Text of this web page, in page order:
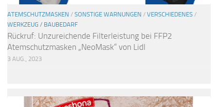
ATEMSCHUTZMASKEN / SONSTIGE WARNUNGEN / VERSCHIEDENES /
WERKZEUG / BAUBEDARF
Rückruf: Unzureichende Filterleistung bei FFP2
Atemschutzmasken „NeoMask“ von Lidl
3 AUG., 2023